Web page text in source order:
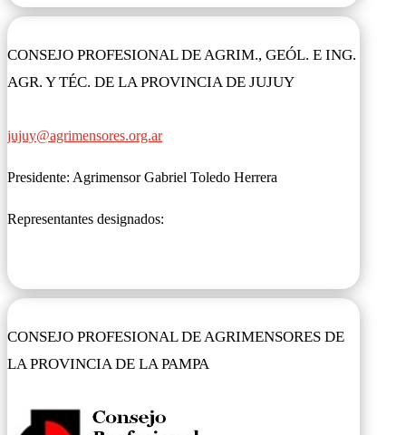
CONSEJO PROFESIONAL DE AGRIM., GEÓL. E ING.
AGR. Y TÉC. DE LA PROVINCIA DE JUJUY
jujuy@agrimensores.org.ar
Presidente: Agrimensor Gabriel Toledo Herrera
Representantes designados:
CONSEJO PROFESIONAL DE AGRIMENSORES DE
LA PROVINCIA DE LA PAMPA